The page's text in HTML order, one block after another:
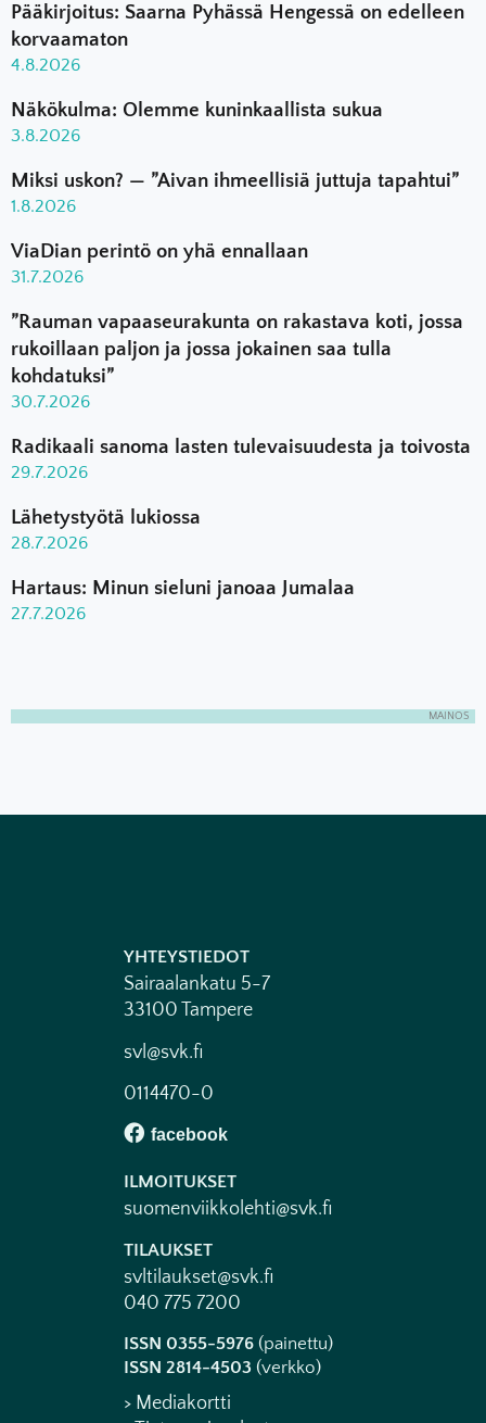
Pääkirjoitus: Saarna Pyhässä Hengessä on edelleen
korvaamaton
4.8.2026
Näkökulma: Olemme kuninkaallista sukua
3.8.2026
Miksi uskon? — ”Aivan ihmeellisiä juttuja tapahtui”
1.8.2026
ViaDian perintö on yhä ennallaan
31.7.2026
”Rauman vapaaseurakunta on rakastava koti, jossa
rukoillaan paljon ja jossa jokainen saa tulla
kohdatuksi”
30.7.2026
Radikaali sanoma lasten tulevaisuudesta ja toivosta
29.7.2026
Lähetystyötä lukiossa
28.7.2026
Hartaus: Minun sieluni janoaa Jumalaa
27.7.2026
MAINOS
YHTEYSTIEDOT
Sairaalankatu 5-7
33100 Tampere
svl@svk.fi
0114470-0
ILMOITUKSET
suomenviikkolehti@svk.fi
TILAUKSET
svltilaukset@svk.fi
040 775 7200
ISSN 0355-5976 (painettu)
ISSN 2814-4503 (verkko)
> Mediakortti